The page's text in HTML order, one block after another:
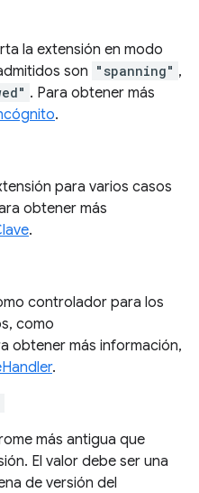
la extensión en modo
son "spanning" ,
. Para obtener más
.
para varios casos
obtener más
.
controlador para los
como
obtener más información,
.
más antigua que
El valor debe ser una
de versión del